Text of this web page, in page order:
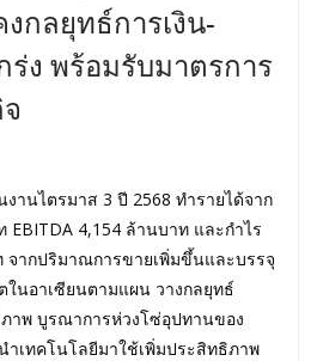
กลยุทธ์การเงิน-
ง พร้อมรับมาตรการ
งานไตรมาส 3 ปี 2568 ทำรายได้จาก
EBITDA 4,154 ล้านบาท และกำไร
จากปริมาณการขายเพิ่มขึ้นและบรรจุ
นอาเซียนตามแผน วางกลยุทธ์
าพ บูรณาการห่วงโซ่อุปทานของ
เทคโนโลยีมาใช้เพิ่มประสิทธิภาพ